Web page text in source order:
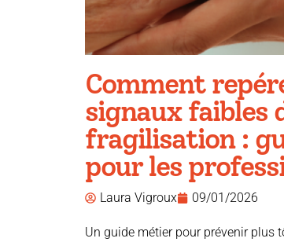
Comment
signaux faibles
fragilisation :
pour les
Laura Vigroux 09/01/2026
Un guide métier pour prévenir plus